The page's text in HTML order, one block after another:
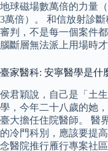
地球磁場數萬倍的力量
3萬倍）。 和信放射診
審判，不是每一個案件
腦斷層無法派上用場時才
臺家醫科: 安寧醫學是什
侯君穎說，自己是「土
學，今年二十八歲的她
臺大擔任住院醫師。 醫
的冷門科別，應該要提
念醫院推行雁行專案社